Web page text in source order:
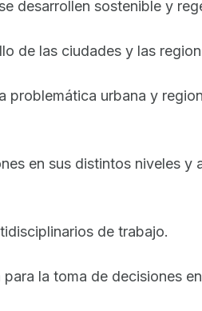
desarrollen sostenible y
de las ciudades y las
problemática urbana y
en sus distintos niveles
de trabajo.
la toma de decisiones